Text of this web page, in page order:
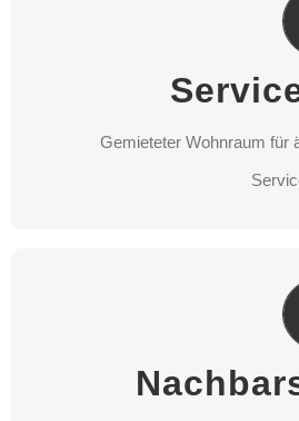
Gemieteter Wohnraum für
Gemieteter Wohnraum für
Beratungsstelle und Vermittlung
noch zu Hause leben